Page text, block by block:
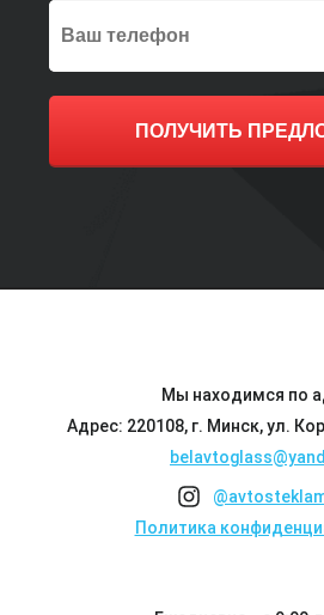
ПОЛУЧИТЬ
Мы находимся по
Адрес: 220108, г. Минск, ул.
Политика